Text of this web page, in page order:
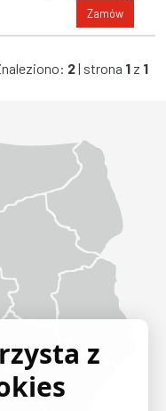
Zamów
2| strona 1 z 1
z